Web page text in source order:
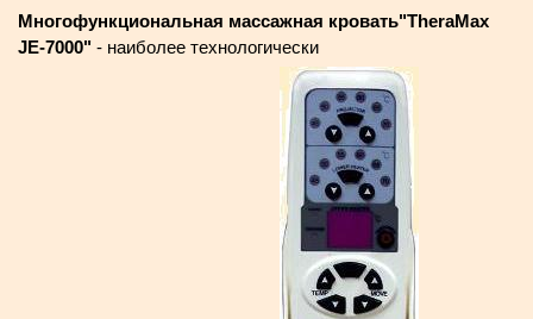
Многофункциональная массажная кровать"TheraMax
JE-7000" - наиболее технологически